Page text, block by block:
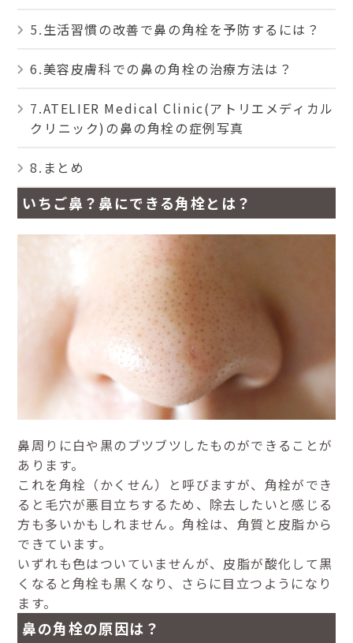
生活習慣の改善で鼻の角栓を予防するには？
美容皮膚科での鼻の角栓の治療方法は？
ATELIER Medical Clinic(アトリエメディカル
クリニック)の鼻の角栓の症例写真
まとめ
いちご鼻？鼻にできる角栓とは？
鼻周りに白や黒のブツブツしたものができることが
あります。
これを角栓（かくせん）と呼びますが、角栓ができ
ると毛穴が悪目立ちするため、除去したいと感じる
方も多いかもしれません。角栓は、角質と皮脂から
できています。
いずれも色はついていませんが、皮脂が酸化して黒
くなると角栓も黒くなり、さらに目立つようになり
ます。
鼻の角栓の原因は？